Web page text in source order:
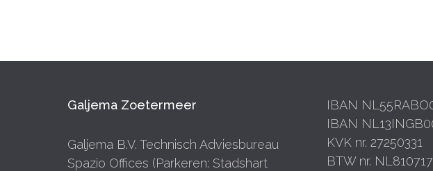
Galjema Zoetermeer
Galjema B.V. Technisch Adviesbureau
Spazio Offices (Parkeren: Stadshart
IBAN
IBAN
KVK nr. 27250331
BTW nr.